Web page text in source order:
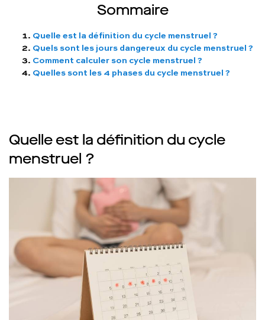
Sommaire
Quelle est la définition du cycle menstruel ?
Quels sont les jours dangereux du cycle menstruel ?
Comment calculer son cycle menstruel ?
Quelles sont les 4 phases du cycle menstruel ?
Quelle est la définition du cycle
menstruel ?